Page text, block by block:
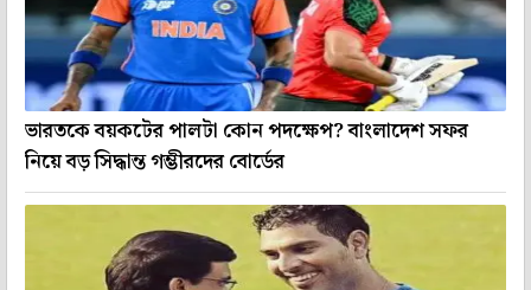
ভারতকে বয়কটের পালটা কোন পদক্ষেপ? বাংলাদেশ সফর
নিয়ে বড় সিদ্ধান্ত গম্ভীরদের বোর্ডের